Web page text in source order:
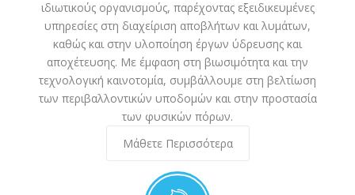
ιδιωτικούς οργανισμούς, παρέχοντας εξειδικευμένες
υπηρεσίες στη διαχείριση αποβλήτων και λυμάτων,
καθώς και στην υλοποίηση έργων ύδρευσης και
αποχέτευσης. Με έμφαση στη βιωσιμότητα και την
τεχνολογική καινοτομία, συμβάλλουμε στη βελτίωση
των περιβαλλοντικών υποδομών και στην προστασία
των φυσικών πόρων.
Μάθετε Περισσότερα